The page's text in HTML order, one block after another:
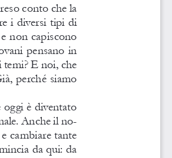
eso conto che la
i diversi tipi di
non capiscono
pensano in
E noi, che
perché siamo
oggi è diventato
Anche il no-
e cambiare tante
da qui: da